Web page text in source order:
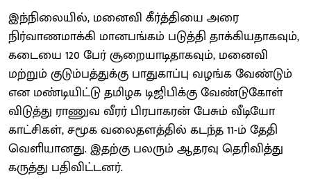
இந்நிலையில், மனைவி கீர்த்தியை அரை
நிர்வாணமாக்கி மானபங்கம் படுத்தி தாக்கியதாகவும்,
கடையை 120 பேர் சூறையாடிதாகவும், மனைவி
மற்றும் குடும்பத்துக்கு பாதுகாப்பு வழங்க வேண்டும்
என மண்டியிட்டு தமிழக டிஜிபிக்கு வேண்டுகோள்
விடுத்து ராணுவ வீரர் பிரபாகரன் பேசும் வீடியோ
காட்சிகள், சமூக வலைதளத்தில் கடந்த 11-ம் தேதி
வெளியானது. இதற்கு பலரும் ஆதரவு தெரிவித்து
கருத்து பதிவிட்டனர்.